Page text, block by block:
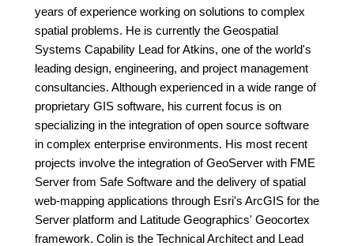
years of experience working on solutions to complex
spatial problems. He is currently the Geospatial
Systems Capability Lead for Atkins, one of the world's
leading design, engineering, and project management
consultancies. Although experienced in a wide range of
proprietary GIS software, his current focus is on
specializing in the integration of open source software
in complex enterprise environments. His most recent
projects involve the integration of GeoServer with FME
Server from Safe Software and the delivery of spatial
web-mapping applications through Esri's ArcGIS for the
Server platform and Latitude Geographics' Geocortex
framework. Colin is the Technical Architect and Lead